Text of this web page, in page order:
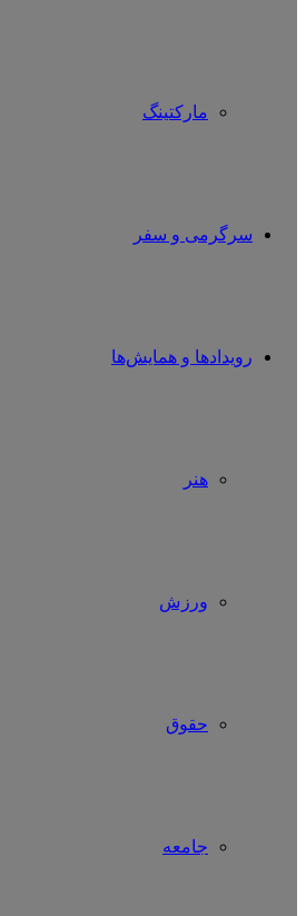
مارکتینگ
سرگرمی و سفر
رویدادها و همایش‌ها
هنر
ورزش
حقوق
جامعه